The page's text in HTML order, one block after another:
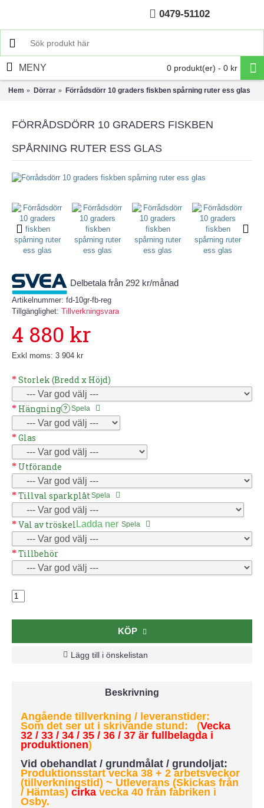
0479-51102
0 produkt(er) - 0 kr
MENY
Hem Dörrar Förrådsdörr 10 graders fiskben spårning ruter ess glas
FÖRRÅDSDÖRR 10 GRADERS FISKBEN
SPÅRNING RUTER ESS GLAS
Delbetala från 292 kr/månad
Artikelnummer: fd-10gr-fb-reg
Tillgänglighet: Tillverkningsvara
4 880 kr
Exkl moms: 3 904 kr
Storlek (Bredd x Höjd)
Hängning ? Spela
Glas
Utförande
Tillval sparkplåt Spela
Val av tröskel Ladda ner Spela
Tillbehör
KÖP
Lägg till i önskelistan
Beskrivning
Angående tillverkning / leveranstider:
Som det ser ut i skrivande stund: (Vecka
32 / 33 / 34 / 35 / 36 / 37 är fullbelagda i
produktionen)
Vid obehandlat / grundmålat / grundoljat:
Produktionsstart vecka 38 + 2 arbetsveckor
(tillverkningstid) ~ Utleverans (Skickas från
/ Hämtas) cirka vecka 40 från fabriken i
Osby.